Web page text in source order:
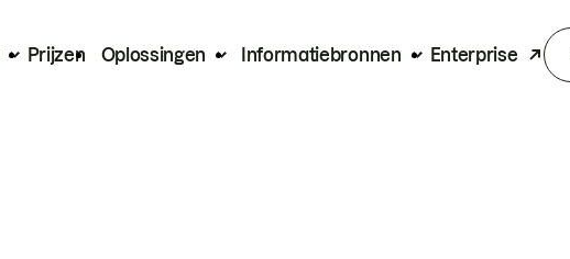
Prijzen Oplossingen Informatiebronnen Enterprise